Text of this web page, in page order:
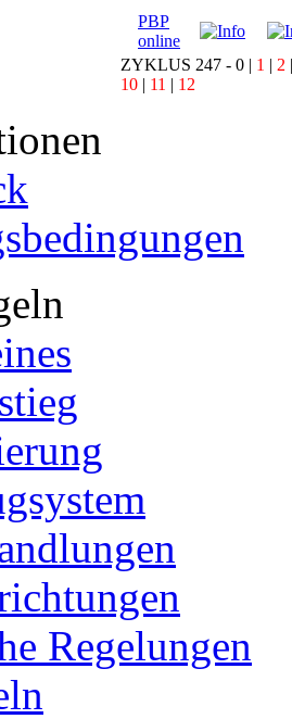
PBP
online
ZYKLUS 247 - 0 | 1 | 2
10 | 11 | 12
Regelungen